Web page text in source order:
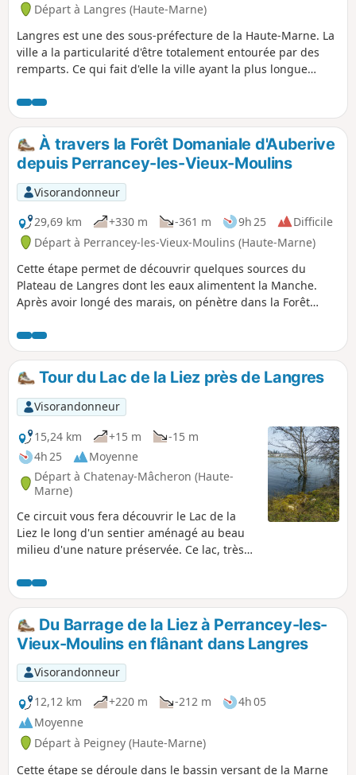
Départ à Langres (Haute-Marne)
Langres est une des sous-préfecture de la Haute-Marne. La
ville a la particularité d'être totalement entourée par des
remparts. Ce qui fait d'elle la ville ayant la plus longue
tour du centre historique de Langres, et d'emprunter le
chemin de ronde des fortifications médiévales sur 3
kilomètres. Le parcours interne dans la ville est tout aussi
séduisant avec pas mal de monuments historiques, dont la
Cathédrale Saint-Mammès et pour ceux qui veulent
prolonger la visite de Langres, il y a aussi le musée de la
ville qui peut se visiter.
À travers la Forêt Domaniale d'Auberive
depuis Perrancey-les-Vieux-Moulins
Visorandonneur
29,69 km
+330 m -361 m 9h 25
Difficile
Départ à Perrancey-les-Vieux-Moulins (Haute-Marne)
Cette étape permet de découvrir quelques sources du
Plateau de Langres dont les eaux alimentent la Manche.
Après avoir longé des marais, on pénètre dans la Forêt
L'abbaye fondée par Saint-Bernard en 1132 nous révèle ses
secrets. Mais au fait, pourquoi Auberive ?
Tour du Lac de la Liez près de Langres
Visorandonneur
15,24 km
+15 m
-15 m
4h 25
Moyenne
Départ à Chatenay-Mâcheron (Haute-
Marne)
Ce circuit vous fera découvrir le Lac de la
Liez le long d'un sentier aménagé au beau
milieu d'une nature préservée. Ce lac, très
la plage, soit en participant aux différentes
activités proposées (voile, ski nautique,
bouée tractée, etc). Mais les amateurs de
nature pourront largement en profiter en
dehors de la zone proche de la digue du
Réservoir de la Liez et de Langres Plage.
Du Barrage de la Liez à Perrancey-les-
Vieux-Moulins en flânant dans Langres
Visorandonneur
12,12 km
+220 m -212 m
4h 05
Moyenne
Départ à Peigney (Haute-Marne)
Cette étape se déroule dans le bassin versant de la Marne